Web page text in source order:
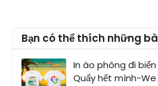
Bạn có thể thích những
In áo phông đi
Quẩy hết mình-We